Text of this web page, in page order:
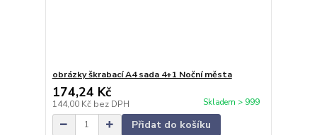
obrázky škrabací A4 sada 4+1 Noční města
174,24 Kč
144,00 Kč bez DPH Skladem > 999
Přidat do košíku